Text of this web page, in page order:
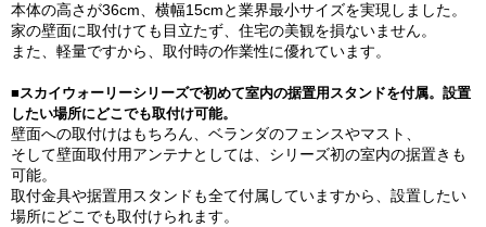
本体の高さが36cm、横幅15cmと業界最小サイズを実現しました。
家の壁面に取付けても目立たず、住宅の美観を損ないません。
また、軽量ですから、取付時の作業性に優れています。
■スカイウォーリーシリーズで初めて室内の据置用スタンドを付属。設置
したい場所にどこでも取付け可能。
壁面への取付けはもちろん、ベランダのフェンスやマスト、
そして壁面取付用アンテナとしては、シリーズ初の室内の据置きも
可能。
取付金具や据置用スタンドも全て付属していますから、設置したい
場所にどこでも取付けられます。